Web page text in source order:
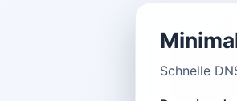
Schnelle